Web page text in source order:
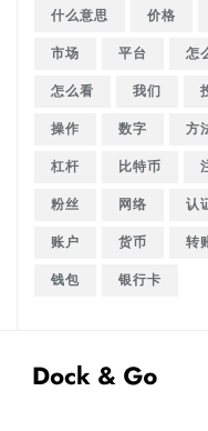
什么意思
价格
市场
平台
怎么看
我们
操作
数字
杠杆
比特币
粉丝
网络
账户
货币
钱包
银行卡